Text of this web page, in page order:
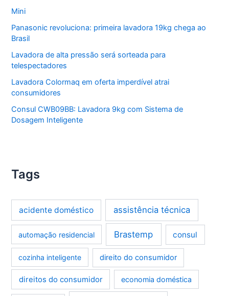
Mini
Panasonic revoluciona: primeira lavadora 19kg chega ao
Brasil
Lavadora de alta pressão será sorteada para
telespectadores
Lavadora Colormaq em oferta imperdível atrai
consumidores
Consul CWB09BB: Lavadora 9kg com Sistema de
Dosagem Inteligente
Tags
acidente doméstico assistência técnica
automação residencial Brastemp consul
cozinha inteligente direito do consumidor
direitos do consumidor economia doméstica